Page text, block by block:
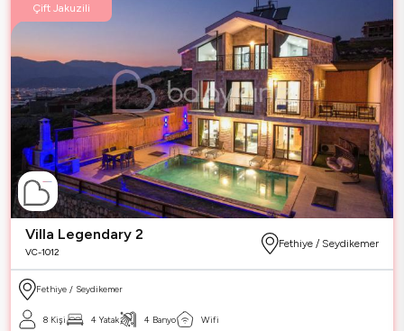
Çift Jakuzili
Villa Legendary 2
VC-1012
Fethiye / Seydikemer
Fethiye / Seydikemer
8 Kişi 4 Yatak 4 Banyo Wifi